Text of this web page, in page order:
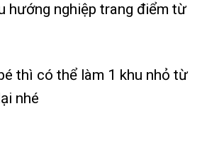
hướng nghiệp trang điểm từ
thì có thể làm 1 khu nhỏ từ
nhé